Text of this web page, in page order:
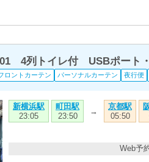
4列トイレ付 USBポート
ロントカーテン パーソナルカーテン 夜行便
新横浜駅
23:05
町田駅
23:50
→
京都駅
05:50
Web予